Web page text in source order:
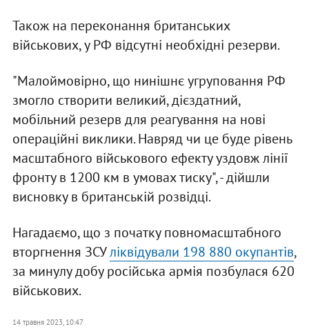
Також на переконання британських
військових, у РФ відсутні необхідні резерви.
"Малоймовірно, що нинішнє угруповання РФ
змогло створити великий, дієздатний,
мобільний резерв для реагування на нові
операційні виклики. Навряд чи це буде рівень
масштабного військового ефекту уздовж лінії
фронту в 1200 км в умовах тиску", - дійшли
висновку в британській розвідці.
Нагадаємо, що з початку повномасштабного
вторгнення ЗСУліквідували 198 880 окупантів,
за минулу добу російська армія позбулася 620
військових.
14 травня 2023, 10:47